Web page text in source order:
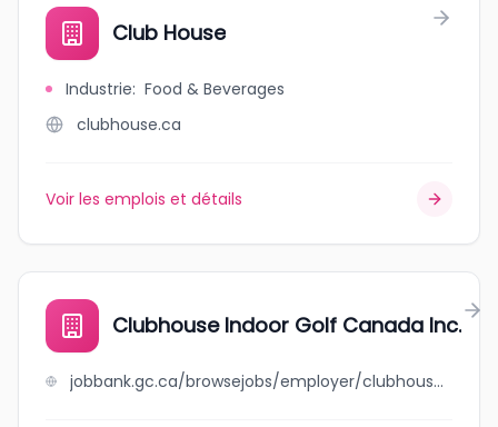
Club House
Industrie: Food & Beverages
clubhouse.ca
Voir les emplois et détails
Clubhouse Indoor Golf Canada Inc.
jobbank.gc.ca/browsejobs/employer/clubhouse+indoor+golf+canada+inc./ca